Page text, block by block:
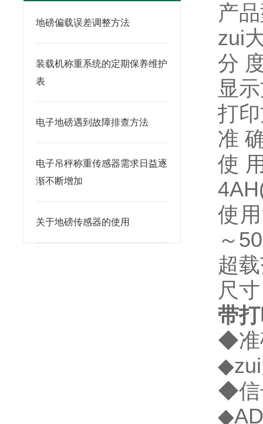
地磅偏载误差调整方法
装载机称重系统的定期保养维护
表
电子地磅遇到故障排查方法
电子吊秤称重传感器需求日益逐
渐不断增加
关于地磅传感器的使用
产
zui
分
显
打
准
使
使
～
超
尺
带
◆准
◆zui
◆信